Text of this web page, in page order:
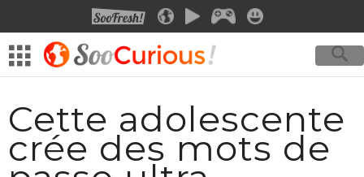
SOOFRESHSOOCURIOUSSOOMOTION
SOOGEEK
Cette adolescente
crée des mots de